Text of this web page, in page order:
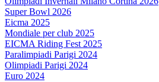
Super Bowl 2026
Eicma 2025
Mondiale per club 2025
EICMA Riding Fest 2025
Paralimpiadi Parigi 2024
Olimpiadi Parigi 2024
Euro 2024